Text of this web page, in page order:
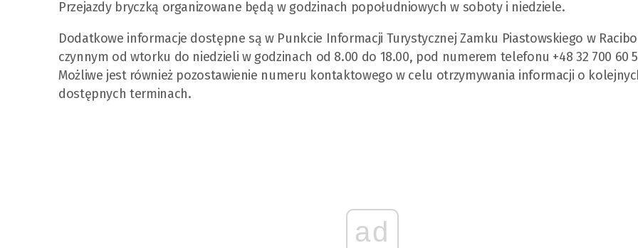
Przejazdy bryczką organizowane będą w godzinach popołudniowych w soboty i niedziele.
Dodatkowe informacje dostępne są w Punkcie Informacji Turystycznej Zamku Piastowskiego w
czynnym od wtorku do niedzieli w godzinach od 8.00 do 18.00, pod numerem telefonu +48 32 700 60
Możliwe jest również pozostawienie numeru kontaktowego w celu otrzymywania informacji o
dostępnych terminach.
ad